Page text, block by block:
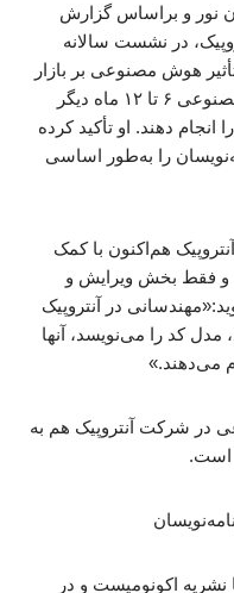
نور و براساس گزارش
در نشست سالانه
هوش مصنوعی بر بازار
کار هشدار داد و گفت مدل‌های هوش مصنوعی ۶ تا ۱۲ ماه دیگر
انجام دهند. او تأکید کرده
را به‌طور اساسی
هم‌اکنون با کمک
فقط بخش ویرایش و
در آنتروپیک
مدل کد را می‌نویسد، آنها
می‌دهند.»
در شرکت آنتروپیک هم به
است.
نشریه اکونومیست و در